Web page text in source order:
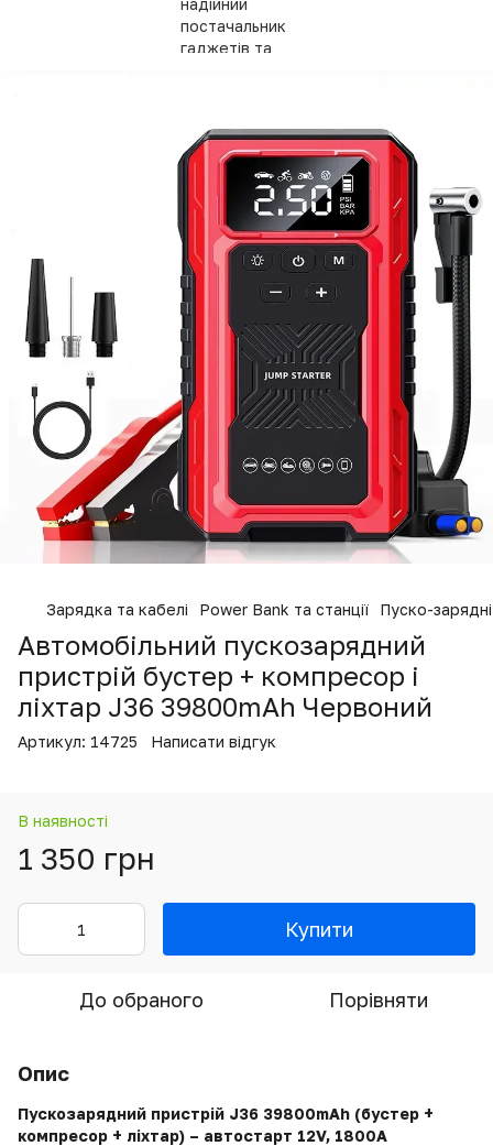
Зарядка та кабелі Power Bank та станції Пуско-
Автомобільний пускозарядний
пристрій бустер + компресор і
ліхтар J36 39800mAh Червоний
Артикул: 14725 Написати відгук
В наявності
1 350 грн
Купити
До обраного Порівняти
Опис
Пускозарядний пристрій J36 39800mAh (бустер +
компресор + ліхтар) – автостарт 12V, 1800A